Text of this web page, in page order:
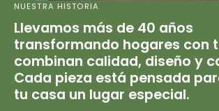
NUESTRA HISTORIA
Llevamos más de 40 años
transformando hogares con
combinan calidad, diseño y
Cada pieza está pensada
tu casa un lugar especial.